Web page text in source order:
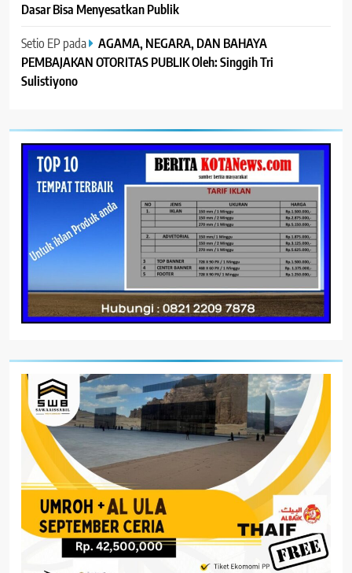
Dasar Bisa Menyesatkan Publik
Setio EP pada
AGAMA, NEGARA, DAN BAHAYA
PEMBAJAKAN OTORITAS PUBLIK Oleh: Singgih Tri
Sulistiyono